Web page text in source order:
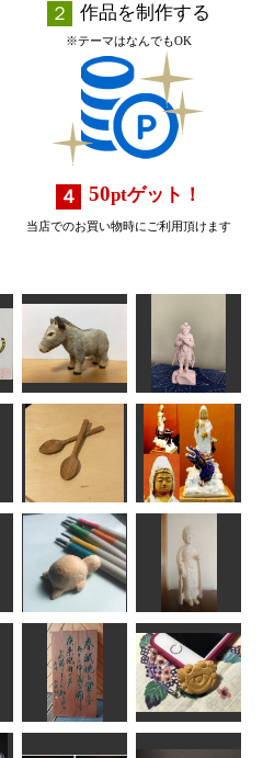
作品を制作する
※テーマはなんでもOK
50ptゲット！
当店でのお買い物時にご利用頂けます
ロバ
LOVEクラフト
真達羅大将
みっちゃん
カレースプー
ン
えらむ
白衣観音
sigesama
カメ
leaf
観音像
アラン